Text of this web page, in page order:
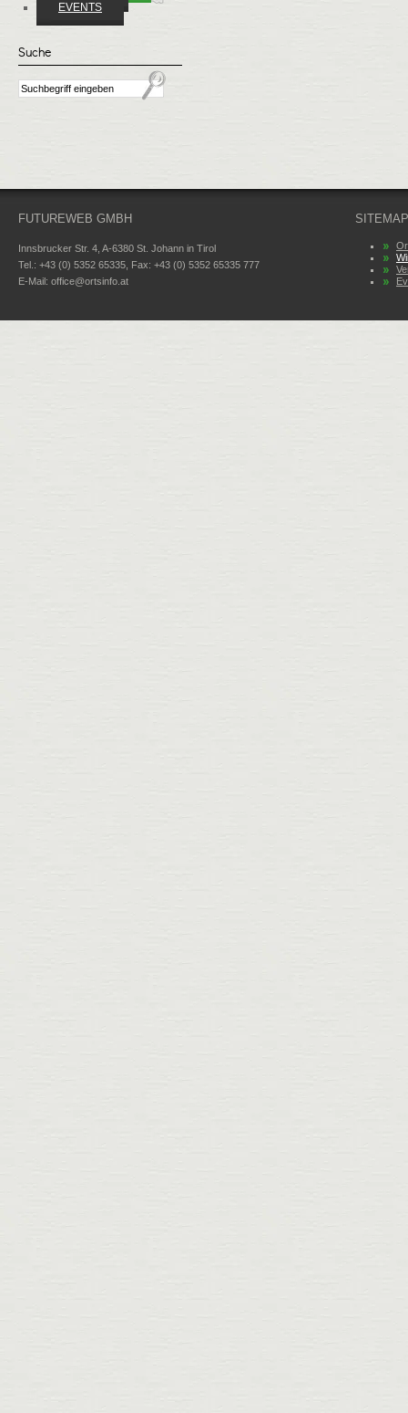
EVENTS
Suche
FUTUREWEB GMBH
Innsbrucker Str. 4, A-6380 St. Johann in Tirol
Tel.: +43 (0) 5352 65335, Fax: +43 (0) 5352 65335 777
E-Mail: office@ortsinfo.at
SITEMAP